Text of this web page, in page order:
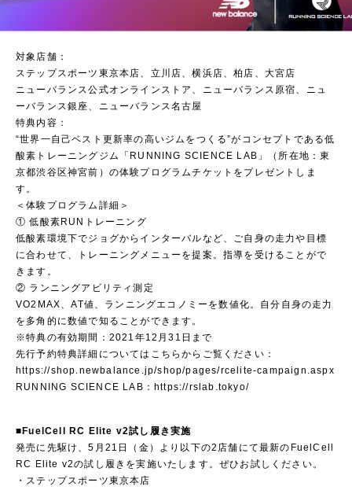
対象店舗：
ステップスポーツ東京本店、立川店、横浜店、柏店、大宮店
ニューバランス公式オンラインストア、ニューバランス原宿、ニュ
ーバランス銀座、ニューバランス名古屋
特典内容：
“世界一自己ベスト更新率の高いジムをつくる”がコンセプトである低
酸素トレーニングジム「RUNNING SCIENCE LAB」（所在地：東
京都渋谷区神宮前）の体験プログラムチケットをプレゼントしま
す。
＜体験プログラム詳細＞
① 低酸素RUNトレーニング
低酸素環境下でジョグからインターバルなど、ご自身の走力や目標
に合わせて、トレーニングメニューを提案。指導を受けることがで
きます。
② ランニングアビリティ測定
VO2MAX、AT値、ランニングエコノミーを数値化。自分自身の走力
を多角的に数値で知ることができます。
※特典の有効期間：2021年12月31日まで
先行予約特典詳細についてはこちらからご覧ください：
https://shop.newbalance.jp/shop/pages/rcelite-campaign.aspx
RUNNING SCIENCE LAB： https://rslab.tokyo/
■FuelCell RC Elite v2試し履き実施
発売に先駆け、5月21日（金）より以下の2店舗にて最新のFuelCell
RC Elite v2の試し履きを実施いたします。ぜひお試しください。
・ステップスポーツ東京本店